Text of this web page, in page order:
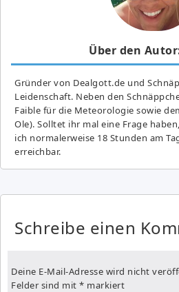
Über den
Gründer von Dealgott.de und
Leidenschaft. Neben den
Fai­ble für die Meteorologie sowie
Ole). Solltet ihr mal eine Frage
ich normalerweise 18 Stunden am
erreichbar.
Schreibe einen
Deine E-Mail-Adresse wird nicht
Felder sind mit * markiert